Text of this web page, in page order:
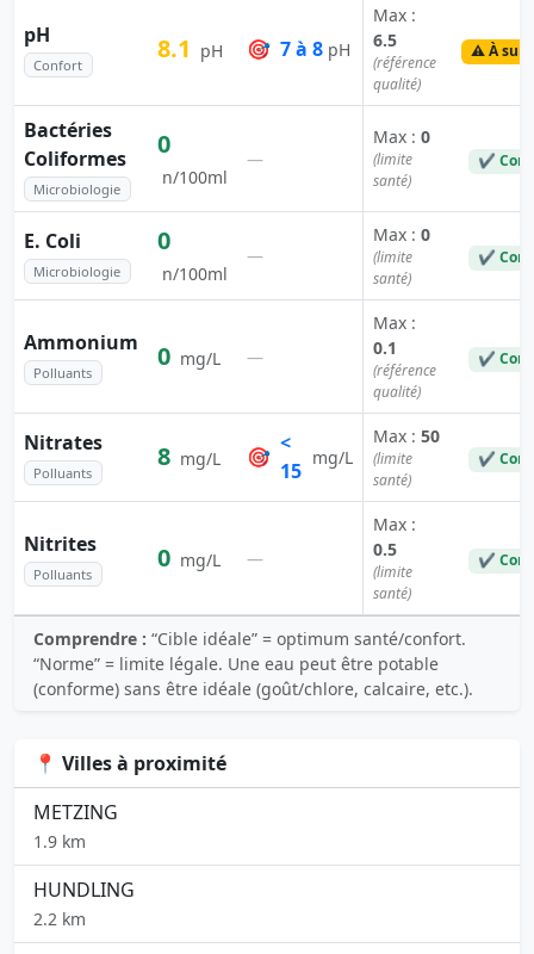
pH
Confort
8.1 pH 🎯 7 à 8 pH
Max :
6.5
(référence
qualité)
⚠️ À
Bactéries
Coliformes
Microbiologie
0
n/100ml
—
Max : 0
(limite
santé)
✔
E. Coli
Microbiologie
0
n/100ml
—
Max : 0
(limite
santé)
✔
Ammonium
Polluants
0 mg/L —
Max :
0.1
(référence
qualité)
✔
Nitrates
Polluants
8 mg/L 🎯
<
15
mg/L
Max : 50
(limite
santé)
✔
Nitrites
Polluants
0 mg/L —
Max :
0.5
(limite
santé)
✔
Comprendre : “Cible idéale” = optimum santé/confort.
“Norme” = limite légale. Une eau peut être potable
(conforme) sans être idéale (goût/chlore, calcaire, etc.).
📍 Villes à proximité
METZING
1.9 km
HUNDLING
2.2 km